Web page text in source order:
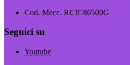
Cod. Mecc. RCIC86500G
Seguici su
Youtube